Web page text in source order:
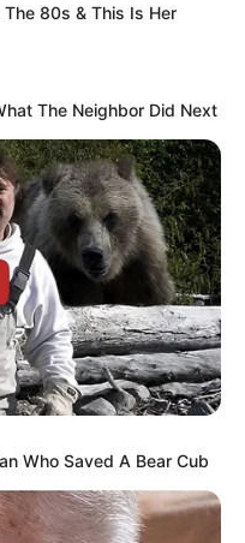
ΟΡΟΙ ΧΡΗΣΗΣ
Κουτσελίνη
80s & This Is Her
The Neighbor Did Next
Who Saved A Bear Cub